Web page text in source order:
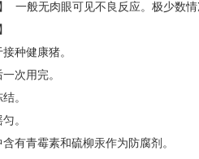
】 一般无肉眼可见不良反应。极少数
接种健康猪。
一次用完。
。
。
含有青霉素和硫柳汞作为防腐剂。